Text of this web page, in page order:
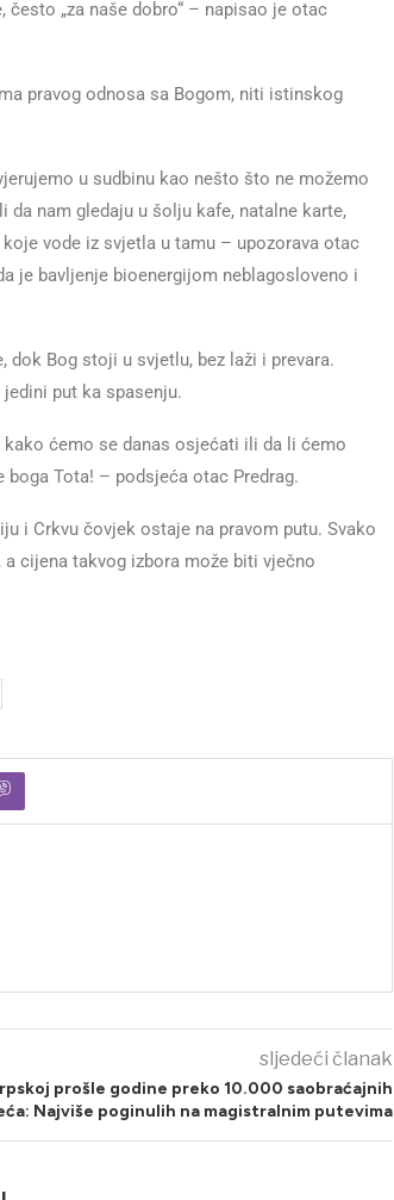
„za naše dobro“ – napisao je otac
pravog odnosa sa Bogom, niti istinskog
u sudbinu kao nešto što ne možemo
nam gledaju u šolju kafe, natalne karte,
vode iz svjetla u tamu – upozorava otac
je bavljenje bioenergijom neblagosloveno i
dok Bog stoji u svjetlu, bez laži i prevara.
put ka spasenju.
ćemo se danas osjećati ili da li ćemo
Tota! – podsjeća otac Predrag.
i Crkvu čovjek ostaje na pravom putu. Svako
cijena takvog izbora može biti vječno
sljedeći članak
prošle godine preko 10.000 saobraćajnih
Najviše poginulih na magistralnim putevima